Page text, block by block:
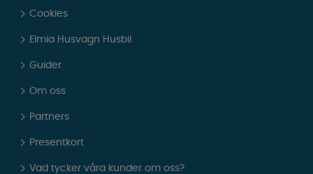
Cookies
Elmia Husvagn Husbil
Guider
Om oss
Partners
Presentkort
Vad tycker våra kunder om oss?